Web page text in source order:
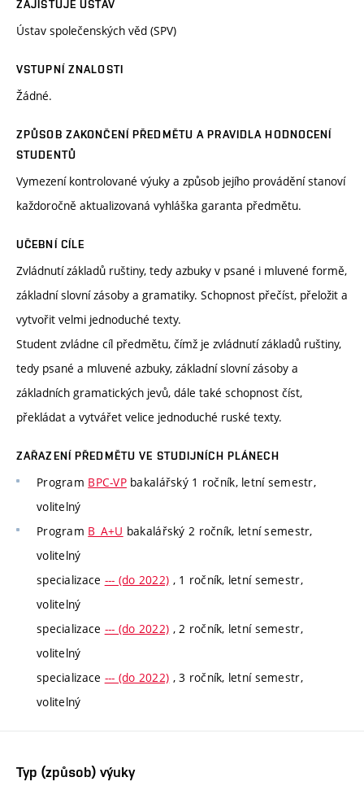
ZAJIŠŤUJE ÚSTAV
Ústav společenských věd (SPV)
VSTUPNÍ ZNALOSTI
Žádné.
ZPŮSOB ZAKONČENÍ PŘEDMĚTU A PRAVIDLA HODNOCENÍ
STUDENTŮ
Vymezení kontrolované výuky a způsob jejího provádění stanoví
každoročně aktualizovaná vyhláška garanta předmětu.
UČEBNÍ CÍLE
Zvládnutí základů ruštiny, tedy azbuky v psané i mluvené formě,
základní slovní zásoby a gramatiky. Schopnost přečíst, přeložit a
vytvořit velmi jednoduché texty.
Student zvládne cíl předmětu, čímž je zvládnutí základů ruštiny,
tedy psané a mluvené azbuky, základní slovní zásoby a
základních gramatických jevů, dále také schopnost číst,
překládat a vytvářet velice jednoduché ruské texty.
ZAŘAZENÍ PŘEDMĚTU VE STUDIJNÍCH PLÁNECH
Program BPC-VPbakalářský 1 ročník, letní semestr,
volitelný
Program B_A+U bakalářský 2 ročník, letní semestr,
volitelný
specializace --- (do 2022) , 1 ročník, letní semestr,
volitelný
specializace --- (do 2022) , 2 ročník, letní semestr,
volitelný
specializace --- (do 2022) , 3 ročník, letní semestr,
volitelný
Typ (způsob) výuky